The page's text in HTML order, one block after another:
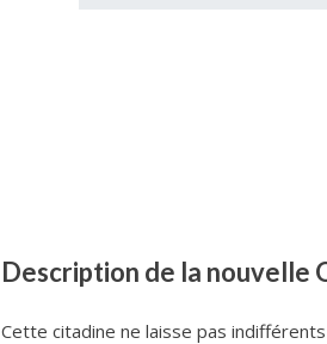
Description de la nouvelle
Cette citadine ne laisse pas